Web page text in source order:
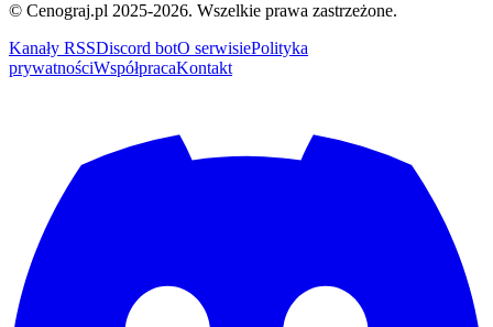
© Cenograj.pl 2025-2026. Wszelkie prawa zastrzeżone.
Kanały RSSDiscord botO serwisiePolityka
prywatnościWspółpracaKontakt